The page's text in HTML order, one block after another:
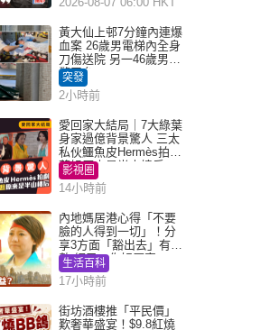
黃大仙上邨7分鐘內連爆
血案 26歲男電梯內全身
刀傷送院 另一46歲男倒
斃平台
突發
2小時前
愛回家大結局｜7大綠葉
身家過億背景驚人 三太
私伙鱷魚皮Hermès拍劇
蘇姐原來是半山樓后
影視圈
14小時前
內地媽居港心得「不要
臉的人得到一切」！分
享3方面「豁出去」有著
數 網民：你好厲害
生活百科
17小時前
街坊酒樓推「平民價」
歎奢華盛宴！$9.8紅燒